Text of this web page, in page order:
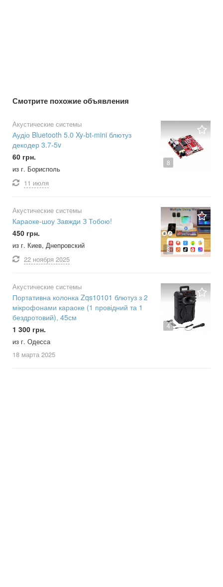
Смотрите похожие объявления
8
Акустические системы
Аудіо Bluetooth 5.0 Xy-bt-mini блютуз
декодер 3.7-5v
60 грн.
из г. Борисполь
11 июля
3
Акустические системы
Караоке-шоу Завжди З Тобою!
450 грн.
из г. Киев, Днепровский
22 ноября 2025
4
Акустические системы
Портативна колонка Zqs10101 блютуз з 2
мікрофонами караоке (1 провідний та 1
бездротовий), 45см
1 300 грн.
из г. Одесса
18 марта 2025